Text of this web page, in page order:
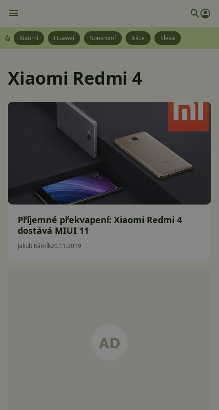
Xiaomi Huawei Soukromí Akce Sleva
Xiaomi Redmi 4
Příjemné překvapení: Xiaomi Redmi 4
dostává MIUI 11
Jakub Kárník20.11.2019